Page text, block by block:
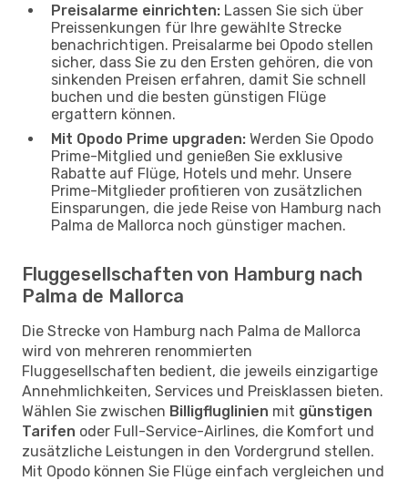
Preisalarme einrichten: Lassen Sie sich über
Preissenkungen für Ihre gewählte Strecke
benachrichtigen. Preisalarme bei Opodo stellen
sicher, dass Sie zu den Ersten gehören, die von
sinkenden Preisen erfahren, damit Sie schnell
buchen und die besten günstigen Flüge
ergattern können.
Mit Opodo Prime upgraden: Werden Sie Opodo
Prime-Mitglied und genießen Sie exklusive
Rabatte auf Flüge, Hotels und mehr. Unsere
Prime-Mitglieder profitieren von zusätzlichen
Einsparungen, die jede Reise von Hamburg nach
Palma de Mallorca noch günstiger machen.
Fluggesellschaften von Hamburg nach
Palma de Mallorca
Die Strecke von Hamburg nach Palma de Mallorca
wird von mehreren renommierten
Fluggesellschaften bedient, die jeweils einzigartige
Annehmlichkeiten, Services und Preisklassen bieten.
Wählen Sie zwischen Billigfluglinien mit günstigen
Tarifen oder Full-Service-Airlines, die Komfort und
zusätzliche Leistungen in den Vordergrund stellen.
Mit Opodo können Sie Flüge einfach vergleichen und